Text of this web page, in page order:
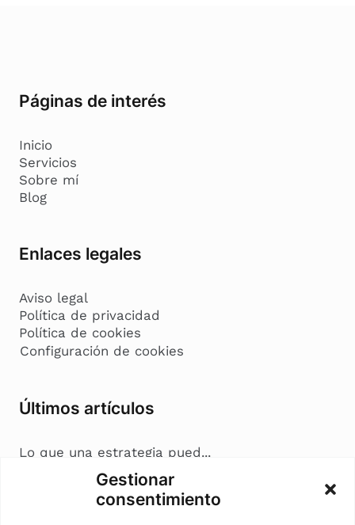
Gestionar
consentimiento
Páginas de interés
Inicio
Servicios
Sobre mí
Blog
Enlaces legales
Aviso legal
Política de privacidad
Política de cookies
Configuración de cookies
Últimos artículos
Lo que una estrategia pued...
Coherencia en marketing: c...
Nostalgia en marketing: cu...
La cremà del marketing: c...